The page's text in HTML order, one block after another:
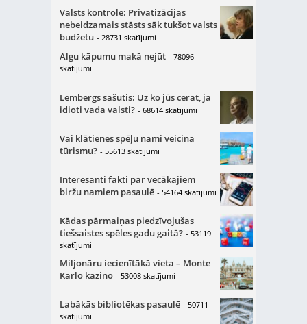
Valsts kontrole: Privatizācijas
nebeidzamais stāsts sāk tukšot valsts
budžetu - 28731 skatījumi
Algu kāpumu makā nejūt - 78096
skatījumi
Lembergs sašutis: Uz ko jūs cerat, ja
idioti vada valsti? - 68614 skatījumi
Vai klātienes spēļu nami veicina
tūrismu? - 55613 skatījumi
Interesanti fakti par vecākajiem
biržu namiem pasaulē - 54164 skatījumi
Kādas pārmaiņas piedzīvojušas
tiešsaistes spēles gadu gaitā? - 53119
skatījumi
Miljonāru iecienītākā vieta – Monte
Karlo kazino - 53008 skatījumi
Labākās bibliotēkas pasaulē - 50711
skatījumi